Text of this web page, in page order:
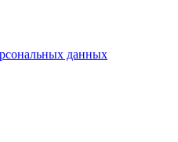
данных